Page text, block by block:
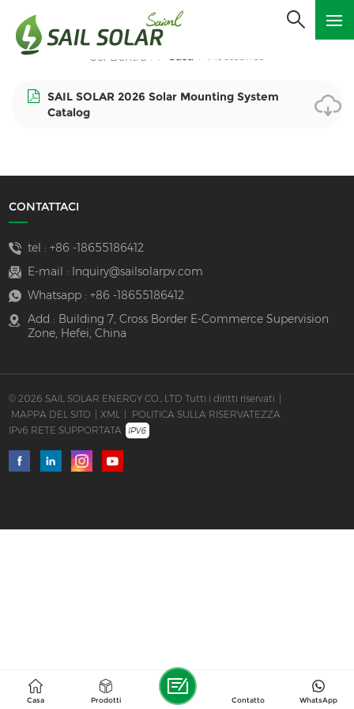
Sei Dentro : Casa Acessories
SAIL SOLAR 2026 Solar Mounting System
Catalog
CONTATTACI
tel : +86 -18655186412
E-mail :
Inquiry@sailsolarpv.com
Whatsapp : +86 -18655186412
Add : Building 7, Cross Border E-Commerce Supervision
Zone, Hefei, China
© 2026 SAIL SOLAR ENERGY CO., LTD Tutti i diritti riservati |
MAPPA DEL SITO | XML | POLITICA SULLA RISERVATEZZA
IPv6 RETE SUPPORTATA
Casa Prodotti WhatsApp
Contatto